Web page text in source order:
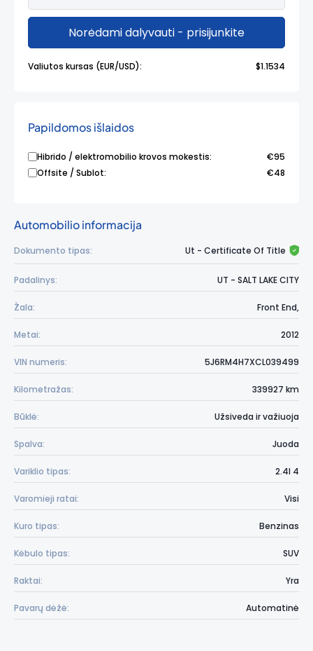
Norėdami dalyvauti - prisijunkite
Valiutos kursas (EUR/USD): $1.1534
Papildomos išlaidos
Hibrido / elektromobilio krovos mokestis:
€95
Offsite / Sublot:
€48
Automobilio informacija
Dokumento tipas: Ut - Certificate Of Title
Padalinys: UT - SALT LAKE CITY
Žala: Front End,
Metai: 2012
VIN numeris: 5J6RM4H7XCL039499
Kilometražas: 339927 km
Būklė: Užsiveda ir važiuoja
Spalva: Juoda
Variklio tipas: 2.4l 4
Varomieji ratai: Visi
Kuro tipas: Benzinas
Kėbulo tipas: SUV
Raktai: Yra
Pavarų dėžė: Automatinė